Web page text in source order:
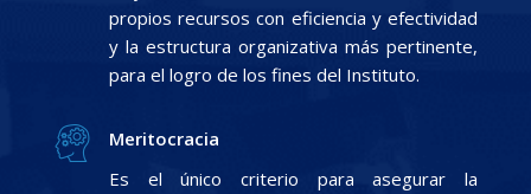
propios recursos con eficiencia y efectividad
y la estructura organizativa más pertinente,
para el logro de los fines del Instituto.
Meritocracia
Es el único criterio para asegurar la